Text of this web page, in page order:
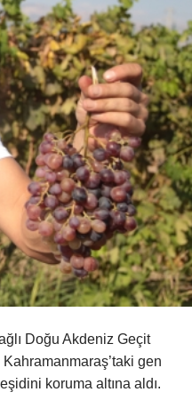
Doğu Akdeniz Geçit
gen
koruma altına aldı.